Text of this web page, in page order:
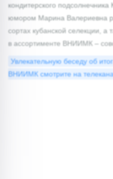
кондитерского
юмором Марина Валериевна
сортах кубанской селекции,
в ассортименте ВНИИМК –
Увлекательную беседу об
ВНИИМК смотрите на